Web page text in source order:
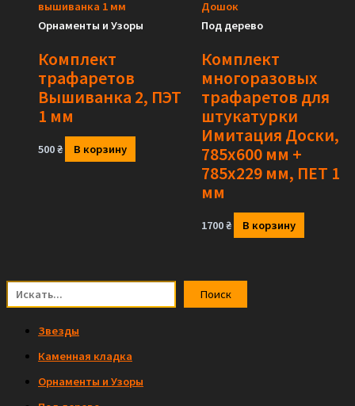
Орнаменты и Узоры
Комплект
трафаретов
Вышиванка 2, ПЭТ
1 мм
500₴ В корзину
Под дерево
Комплект
многоразовых
трафаретов для
штукатурки
Имитация Доски,
785х600 мм +
785х229 мм, ПЕТ 1
мм
1700₴ В корзину
Поиск Поиск
Звезды
Каменная кладка
Орнаменты и Узоры